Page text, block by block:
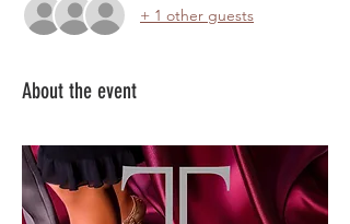
+ 1 other guests
About the event